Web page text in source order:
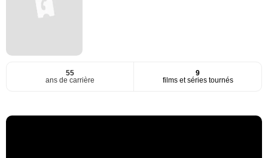
55
ans de carrière
9
films et séries tournés